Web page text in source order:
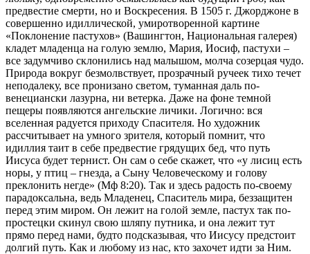
предвестие смерти, но и Воскресения. В 1505 г. Джорджоне в
совершенно идиллической, умиротворенной картине
«Поклонение пастухов» (Вашингтон, Национальная галерея)
кладет младенца на голую землю, Мария, Иосиф, пастухи –
все задумчиво склонились над малышом, молча созерцая чудо.
Природа вокруг безмолвствует, прозрачный ручеек тихо течет
неподалеку, все пронизано светом, туманная даль по-
венециански лазурна, ни ветерка. Даже на фоне темной
пещеры появляются ангельские личики. Логично: вся
вселенная радуется приходу Спасителя. Но художник
рассчитывает на умного зрителя, который помнит, что
идиллия таит в себе предвестие грядущих бед, что путь
Иисуса будет тернист. Он сам о себе скажет, что «у лисиц есть
норы, у птиц – гнезда, а Сыну Человеческому и голову
преклонить негде» (Мф 8:20). Так и здесь радость по-своему
парадоксальна, ведь Младенец, Спаситель мира, беззащитен
перед этим миром. Он лежит на голой земле, пастух так по-
простецки скинул свою шляпу путника, и она лежит тут
прямо перед нами, будто подсказывая, что Иисусу предстоит
долгий путь. Как и любому из нас, кто захочет идти за Ним.